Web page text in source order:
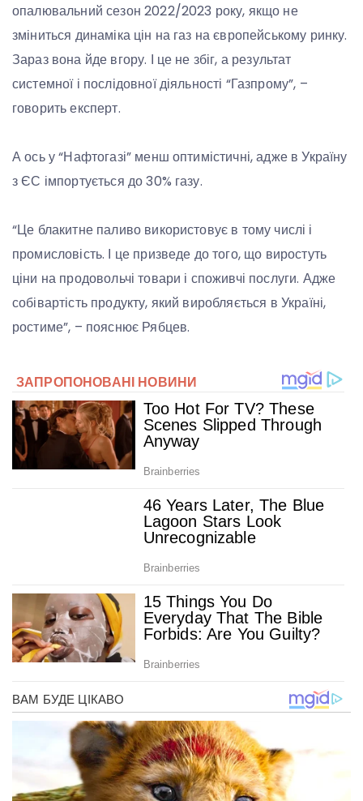
опалювальний сезон 2022/2023 року, якщо не
зміниться динаміка цін на газ на європейському ринку.
Зараз вона йде вгору. І це не збіг, а результат
системної і послідовної діяльності “Газпрому”, –
говорить експерт.
А ось у “Нафтогазі” менш оптимістичні, адже в Україну
з ЄС імпортується до 30% газу.
“Це блакитне паливо використовує в тому числі і
промисловість. І це призведе до того, що виростуть
ціни на продовольчі товари і споживчі послуги. Адже
собівартість продукту, який виробляється в Україні,
ростиме”, – пояснює Рябцев.